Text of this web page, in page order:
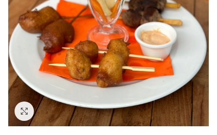
Cliquez pour agrandir